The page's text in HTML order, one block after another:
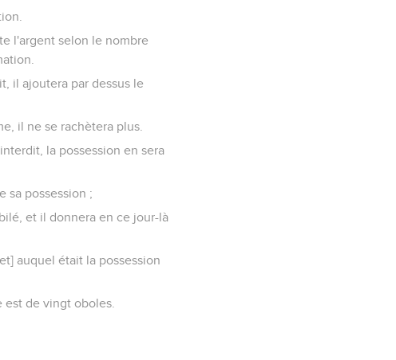
l'argent selon le nombre
il ajoutera par dessus le
il ne se rachètera plus.
la possession en sera
sa possession ;
et il donnera en ce jour-là
auquel était la possession
est de vingt oboles.